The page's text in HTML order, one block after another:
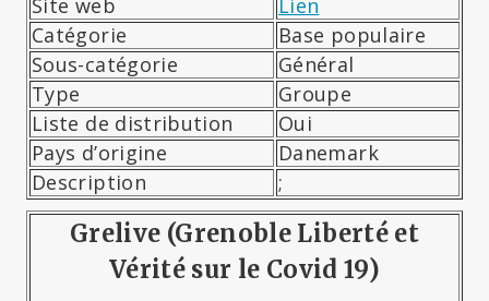
Site web
Lien
Catégorie
Base populaire
Sous-catégorie
Général
Type
Groupe
Liste de distribution
Oui
Pays d’origine
Danemark
Description
;
Grelive (Grenoble Liberté et
Vérité sur le Covid 19)